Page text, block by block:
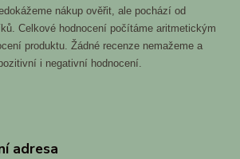
nákup ověřit, ale pochází od
Celkové hodnocení počítáme aritmetickým
produktu. Žádné recenze nemažeme a
i negativní hodnocení.
adresa